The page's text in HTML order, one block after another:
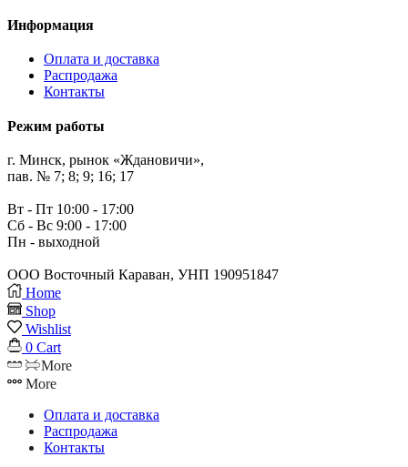
Информация
Оплата и доставка
Распродажа
Контакты
Режим работы
г. Минск, рынок «Ждановичи»,
пав. № 7; 8; 9; 16; 17
Вт - Пт 10:00 - 17:00
Сб - Вс 9:00 - 17:00
Пн - выходной
ООО Восточный Караван, УНП 190951847
Home
Shop
Wishlist
0 Cart
More
More
Оплата и доставка
Распродажа
Контакты